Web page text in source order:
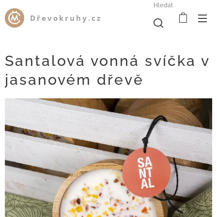
Dřevokruhy.cz
Hledat
Santalová vonná svíčka v
jasanovém dřevě